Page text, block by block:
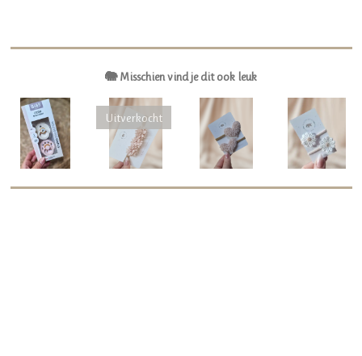
🐘 Misschien vind je dit ook leuk
Uitverkocht